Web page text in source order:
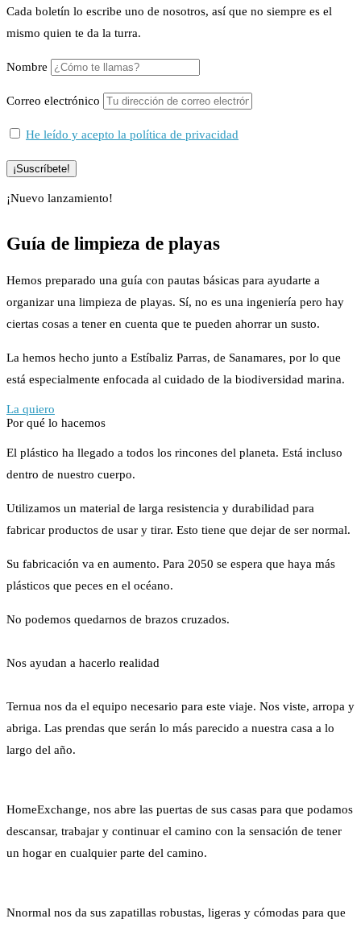
Cada boletín lo escribe uno de nosotros, así que no siempre es el
mismo quien te da la turra.
Nombre
Correo electrónico
He leído y acepto la política de privacidad
¡Nuevo lanzamiento!
Guía de limpieza de playas
Hemos preparado una guía con pautas básicas para ayudarte a
organizar una limpieza de playas. Sí, no es una ingeniería pero hay
ciertas cosas a tener en cuenta que te pueden ahorrar un susto.
La hemos hecho junto a Estíbaliz Parras, de Sanamares, por lo que
está especialmente enfocada al cuidado de la biodiversidad marina.
La quiero
Por qué lo hacemos
El plástico ha llegado a todos los rincones del planeta. Está incluso
dentro de nuestro cuerpo.
Utilizamos un material de larga resistencia y durabilidad para
fabricar productos de usar y tirar. Esto tiene que dejar de ser normal.
Su fabricación va en aumento. Para 2050 se espera que haya más
plásticos que peces en el océano.
No podemos quedarnos de brazos cruzados.
Nos ayudan a hacerlo realidad
Ternua nos da el equipo necesario para este viaje. Nos viste, arropa y
abriga. Las prendas que serán lo más parecido a nuestra casa a lo
largo del año.
HomeExchange, nos abre las puertas de sus casas para que podamos
descansar, trabajar y continuar el camino con la sensación de tener
un hogar en cualquier parte del camino.
Nnormal nos da sus zapatillas robustas, ligeras y cómodas para que